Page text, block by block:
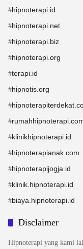
#hipnoterapi.id
#hipnoterapi.net
#hipnoterapi.biz
#hipnoterapi.org
#terapi.id
#hipnotis.org
#
#
#klinikhipnoterapi.id
#hipnoterapianak.com
#hipnoterapijogja.id
#klinik.hipnoterapi.id
#biaya.hipnoterapi.id
Disclaimer
Hipnoterapi yang kami